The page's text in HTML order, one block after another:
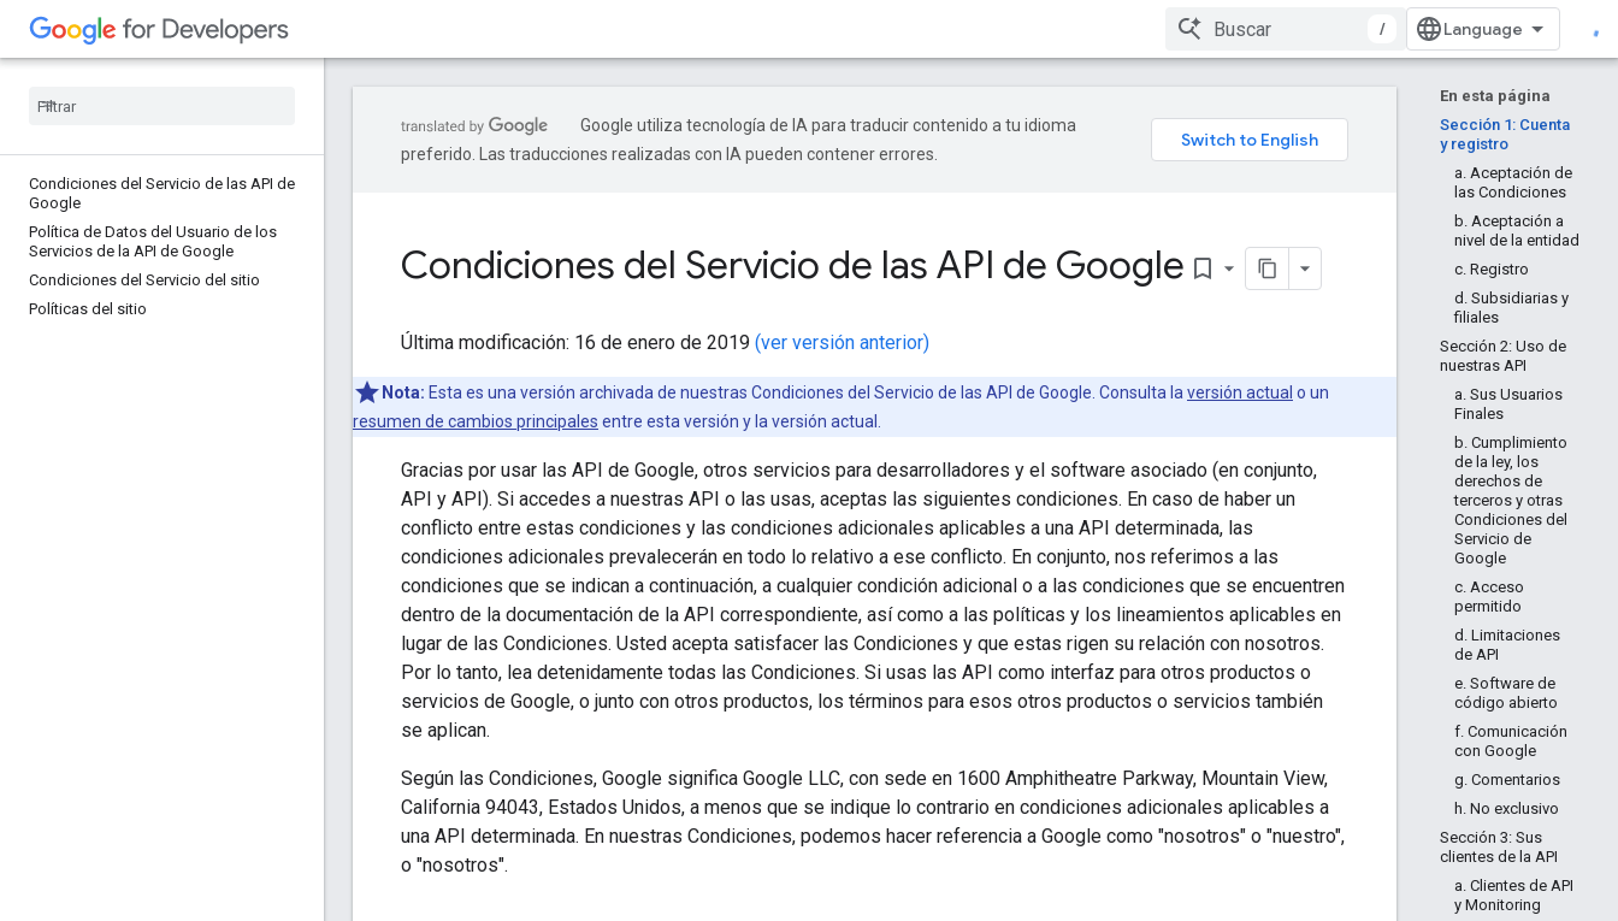
/
Condiciones del Servicio de las API de
Google
Política de Datos del Usuario de los
Servicios de la API de Google
Condiciones del Servicio del sitio
Políticas del sitio
En esta página
Sección 1: Cuenta
y registro
a. Aceptación de
las Condiciones
b. Aceptación a
nivel de la entidad
c. Registro
d. Subsidiarias y
filiales
Sección 2: Uso de
nuestras API
a. Sus Usuarios
Finales
b. Cumplimiento
de la ley, los
derechos de
terceros y otras
Condiciones del
Servicio de
Google
c. Acceso
permitido
d. Limitaciones
de API
e. Software de
código abierto
f. Comunicación
con Google
g. Comentarios
h. No exclusivo
Sección 3: Sus
clientes de la API
a. Clientes de API
y Monitoring
Google utiliza tecnología de IA para traducir contenido a tu idioma
preferido. Las traducciones realizadas con IA pueden contener errores.
Condiciones del Servicio de las API de Google bookmark_border
Última modificación: 16 de enero de 2019 (ver versión anterior)
Nota: Esta es una versión archivada de nuestras Condiciones del Servicio de las API de Google. Consulta la versión actual o un
resumen de cambios principales entre esta versión y la versión actual.
Gracias por usar las API de Google, otros servicios para desarrolladores y el software asociado (en conjunto,
API y API). Si accedes a nuestras API o las usas, aceptas las siguientes condiciones. En caso de haber un
conflicto entre estas condiciones y las condiciones adicionales aplicables a una API determinada, las
condiciones adicionales prevalecerán en todo lo relativo a ese conflicto. En conjunto, nos referimos a las
condiciones que se indican a continuación, a cualquier condición adicional o a las condiciones que se encuentren
dentro de la documentación de la API correspondiente, así como a las políticas y los lineamientos aplicables en
lugar de las Condiciones. Usted acepta satisfacer las Condiciones y que estas rigen su relación con nosotros.
Por lo tanto, lea detenidamente todas las Condiciones. Si usas las API como interfaz para otros productos o
servicios de Google, o junto con otros productos, los términos para esos otros productos o servicios también
se aplican.
Según las Condiciones, Google significa Google LLC, con sede en 1600 Amphitheatre Parkway, Mountain View,
California 94043, Estados Unidos, a menos que se indique lo contrario en condiciones adicionales aplicables a
una API determinada. En nuestras Condiciones, podemos hacer referencia a Google como "nosotros" o "nuestro",
o "nosotros".